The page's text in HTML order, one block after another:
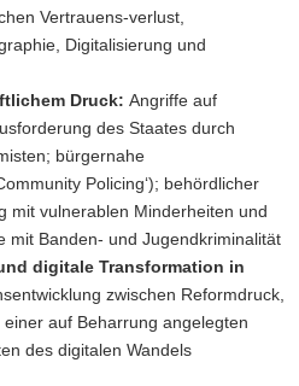
Vertrauens-verlust,
Digitalisierung und
Druck: Angriffe auf
des Staates durch
bürgernahe
Policing‘); behördlicher
mit vulnerablen Minderheiten und
mit Banden- und Jugendkriminalität
digitale Transformation in
zwischen Reformdruck,
auf Beharrung angelegten
des digitalen Wandels